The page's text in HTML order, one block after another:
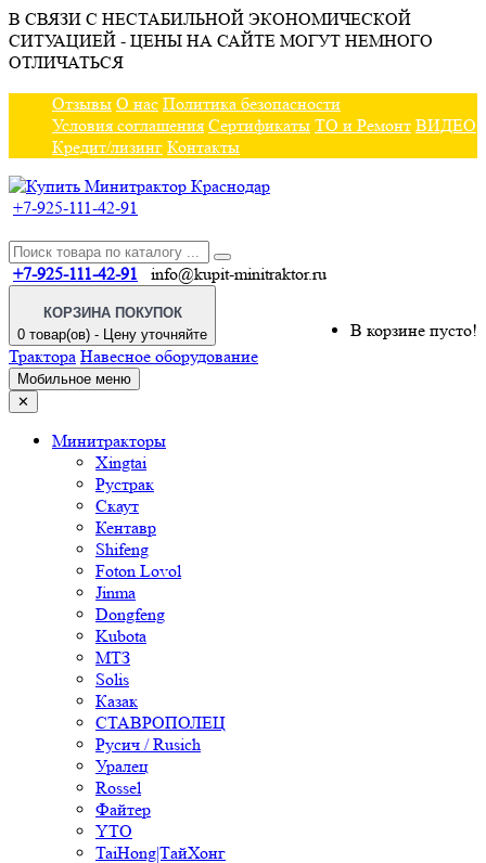
В СВЯЗИ С НЕСТАБИЛЬНОЙ ЭКОНОМИЧЕСКОЙ
СИТУАЦИЕЙ - ЦЕНЫ НА САЙТЕ МОГУТ НЕМНОГО
ОТЛИЧАТЬСЯ
Отзывы О нас Политика безопасности
Условия соглашения Сертификаты ТО и Ремонт ВИДЕО
Кредит/лизинг Контакты
+7-925-111-42-91
+7-925-111-42-91 info@kupit-minitraktor.ru
КОРЗИНА ПОКУПОК
0 товар(ов) - Цену уточняйте
В корзине пусто!
Трактора Навесное оборудование
Мобильное меню
✕
Минитракторы
Xingtai
Рустрак
Скаут
Кентавр
Shifeng
Foton Lovol
Jinma
Dongfeng
Kubota
МТЗ
Solis
Казак
СТАВРОПОЛЕЦ
Русич / Rusich
Уралец
Rossel
Файтер
YTO
TaiHong|ТайХонг